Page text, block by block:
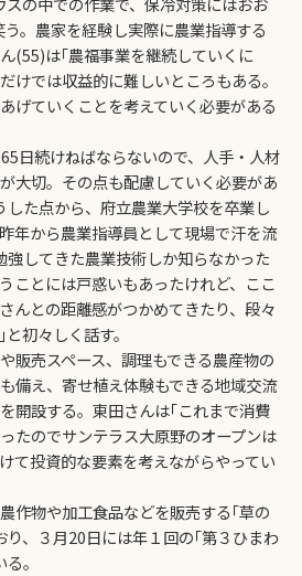
。農家を経験し実際に農業指導する
(55)は｢農福事業を継続していくに
けでは収益的に難しいところもある。
げていくことを考えていく必要がある
日続けねばならないので、人手・人材
大切。その点も配慮していく必要があ
した点から、府立農業大学校を卒業し
年から農業指導員として現場で汗を流
強してきた農業技術しか知らなかった
ことには戸惑いもあったけれど、ここ
んとの距離感がつかめてきたり、段々
初々しく話す。
販売スペース、調理もできる農産物の
備え、寄せ植え体験もできる地域交流
開設する。東田さんは｢これまで消費
たのでサンテラス大原野のオープンは
て投資的な要素を考えながらやってい
作物や加工食品などを販売する｢草の
り、３月20日には年１回の｢第３ひまわ
。